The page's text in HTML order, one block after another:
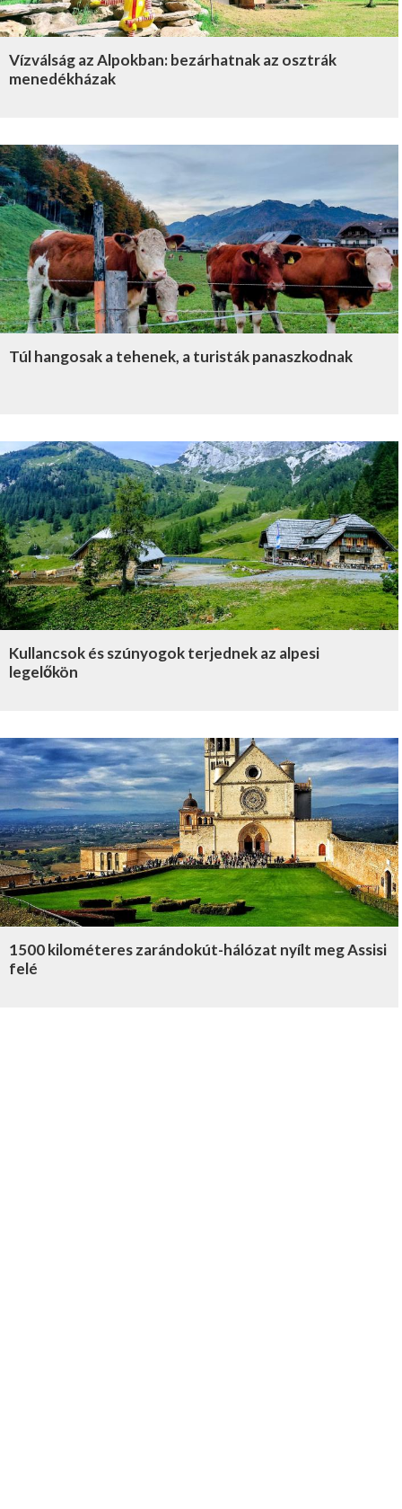
Vízválság az Alpokban: bezárhatnak az osztrák
menedékházak
Túl hangosak a tehenek, a turisták panaszkodnak
Kullancsok és szúnyogok terjednek az alpesi
legelőkön
1500 kilométeres zarándokút-hálózat nyílt meg Assisi
felé